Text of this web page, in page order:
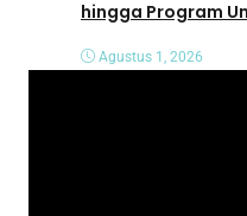
hingga Program
Agustus 1, 2026